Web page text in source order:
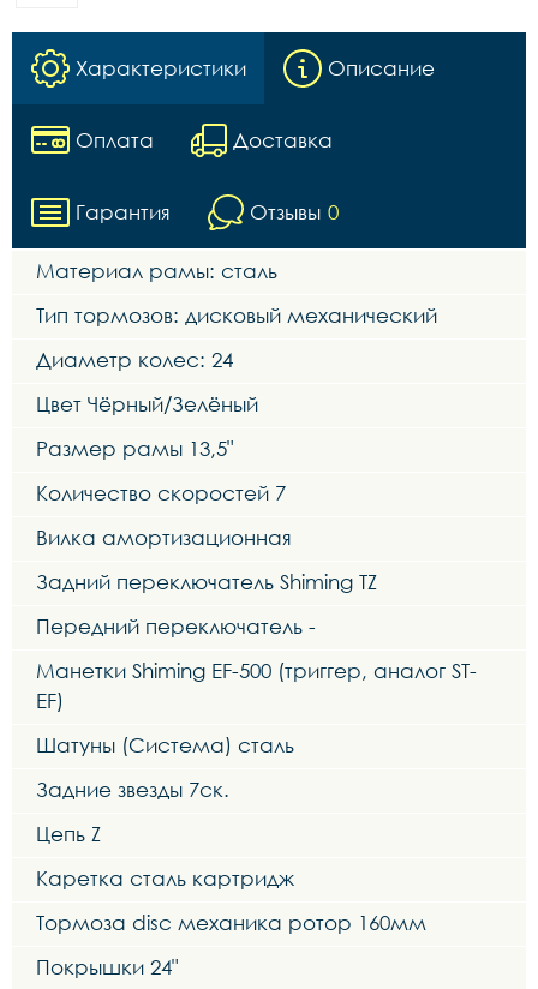
Характеристики Описание
Оплата Доставка
Гарантия Отзывы 0
Материал рамы: сталь
Тип тормозов: дисковый механический
Диаметр колес: 24
Цвет Чёрный/Зелёный
Размер рамы 13,5"
Количество скоростей 7
Вилка амортизационная
Задний переключатель Shiming TZ
Передний переключатель -
Манетки Shiming EF-500 (триггер, аналог ST-
EF)
Шатуны (Система) сталь
Задние звезды 7ск.
Цепь Z
Каретка сталь картридж
Тормоза disc механика ротор 160мм
Покрышки 24"